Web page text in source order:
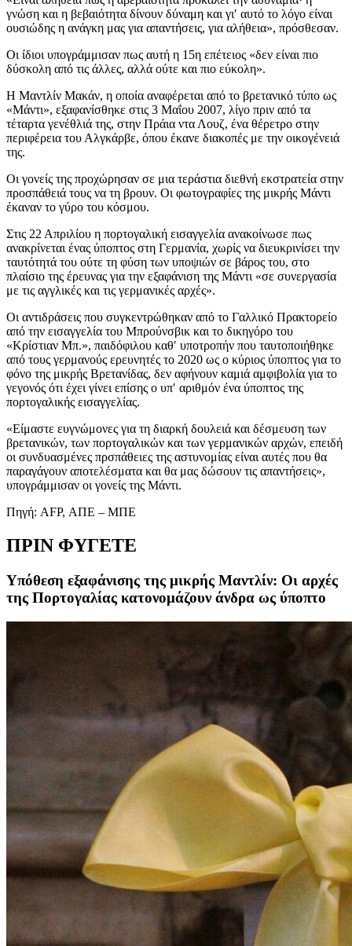
γνώση και η βεβαιότητα δίνουν δύναμη και γι′ αυτό το λόγο είναι
ουσιώδης η ανάγκη μας για απαντήσεις, για αλήθεια», πρόσθεσαν.
Οι ίδιοι υπογράμμισαν πως αυτή η 15η επέτειος «δεν είναι πιο
δύσκολη από τις άλλες, αλλά ούτε και πιο εύκολη».
Η Μαντλίν Μακάν, η οποία αναφέρεται από το βρετανικό τύπο ως
«Μάντι», εξαφανίσθηκε στις 3 Μαΐου 2007, λίγο πριν από τα
τέταρτα γενέθλιά της, στην Πράια ντα Λουζ, ένα θέρετρο στην
περιφέρεια του Αλγκάρβε, όπου έκανε διακοπές με την οικογένειά
της.
Οι γονείς της προχώρησαν σε μια τεράστια διεθνή εκστρατεία στην
προσπάθειά τους να τη βρουν. Οι φωτογραφίες της μικρής Μάντι
έκαναν το γύρο του κόσμου.
Στις 22 Απριλίου η πορτογαλική εισαγγελία ανακοίνωσε πως
ανακρίνεται ένας ύποπτος στη Γερμανία, χωρίς να διευκρινίσει την
ταυτότητά του ούτε τη φύση των υποψιών σε βάρος του, στο
πλαίσιο της έρευνας για την εξαφάνιση της Μάντι «σε συνεργασία
με τις αγγλικές και τις γερμανικές αρχές».
Οι αντιδράσεις που συγκεντρώθηκαν από το Γαλλικό Πρακτορείο
από την εισαγγελία του Μπρούνσβικ και το δικηγόρο του
«Κρίστιαν Μπ.», παιδόφιλου καθ′ υποτροπήν που ταυτοποιήθηκε
από τους γερμανούς ερευνητές το 2020 ως ο κύριος ύποπτος για το
φόνο της μικρής Βρετανίδας, δεν αφήνουν καμιά αμφιβολία για το
γεγονός ότι έχει γίνει επίσης ο υπ′ αριθμόν ένα ύποπτος της
πορτογαλικής εισαγγελίας.
«Είμαστε ευγνώμονες για τη διαρκή δουλειά και δέσμευση των
βρετανικών, των πορτογαλικών και των γερμανικών αρχών, επειδή
οι συνδυασμένες πρσπάθειες της αστυνομίας είναι αυτές που θα
παραγάγουν αποτελέσματα και θα μας δώσουν τις απαντήσεις»,
υπογράμμισαν οι γονείς της Μάντι.
Πηγή: AFP, ΑΠΕ – ΜΠΕ
ΠΡΙΝ ΦΥΓΕΤΕ
Υπόθεση εξαφάνισης της μικρής Μαντλίν: Οι αρχές
της Πορτογαλίας κατονομάζουν άνδρα ως ύποπτο